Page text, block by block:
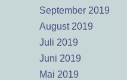
September 2019
August 2019
Juli 2019
Juni 2019
Mai 2019